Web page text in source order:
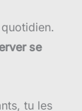
se
tu les